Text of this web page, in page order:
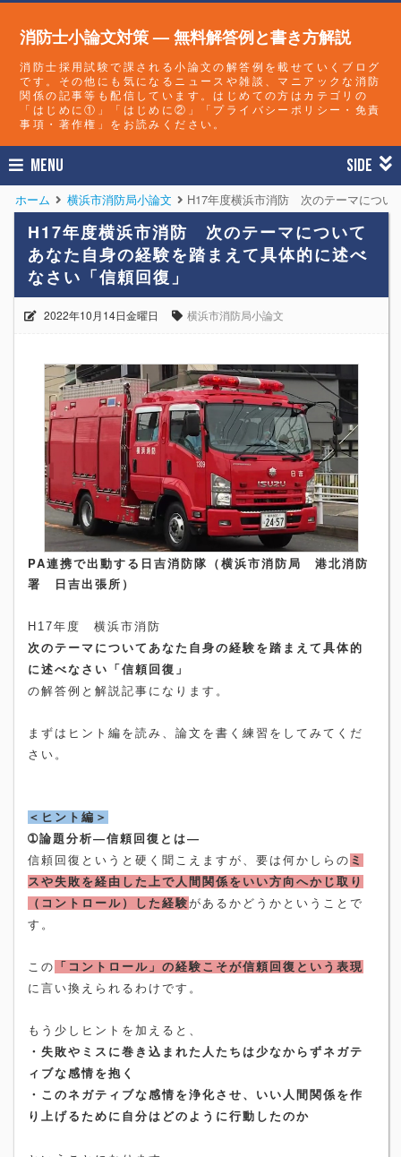
消防士小論文対策 — 無料解答例と書き方解説
消防士採用試験で課される小論文の解答例を載せていくブログ
です。その他にも気になるニュースや雑談、マニアックな消防
関係の記事等も配信しています。はじめての方はカテゴリの
「はじめに①」「はじめに②」「プライバシーポリシー・免責
事項・著作権」をお読みください。
MENU SIDE
ホーム 横浜市消防局小論文 H17年度横浜市消防 次のテーマについ
H17年度横浜市消防 次のテーマについて
あなた自身の経験を踏まえて具体的に述べ
なさい「信頼回復」
2022年10月14日金曜日 横浜市消防局小論文
PA連携で出動する日吉消防隊（横浜市消防局 港北消防
署 日吉出張所）
H17年度 横浜市消防
次のテーマについてあなた自身の経験を踏まえて具体的
に述べなさい「信頼回復」
の解答例と解説記事になります。
まずはヒント編を読み、論文を書く練習をしてみてくだ
さい。
＜ヒント編＞
➀論題分析―信頼回復とは―
信頼回復というと硬く聞こえますが、要は何かしらの ミ
スや失敗を経由した上で人間関係をいい方向へかじ取り
（コントロール）した経験があるかどうかということで
す。
この 「コントロール」の経験こそが信頼回復という表現
に言い換えられるわけです。
もう少しヒントを加えると、
・失敗やミスに巻き込まれた人たちは少なからずネガテ
ィブな感情を抱く
・このネガティブな感情を浄化させ、いい人間関係を作
り上げるために自分はどのように行動したのか